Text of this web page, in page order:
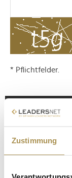
Zustimmung
* Pflichtfelder.
LEADERSNET.TV